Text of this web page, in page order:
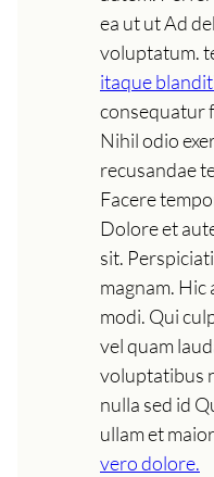
ea ut ut Ad
voluptatum.
itaque
consequatur
Nihil odio
recusandae
Facere
Dolore et
sit.
magnam. Hic
modi. Qui
vel quam
voluptatibus
nulla sed id
ullam et
vero dolore.